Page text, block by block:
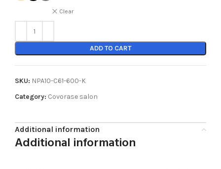
Clear
ADD TO CART
SKU: NPA10-C61-600-K
Category: Covorase salon
Additional information
Additional information